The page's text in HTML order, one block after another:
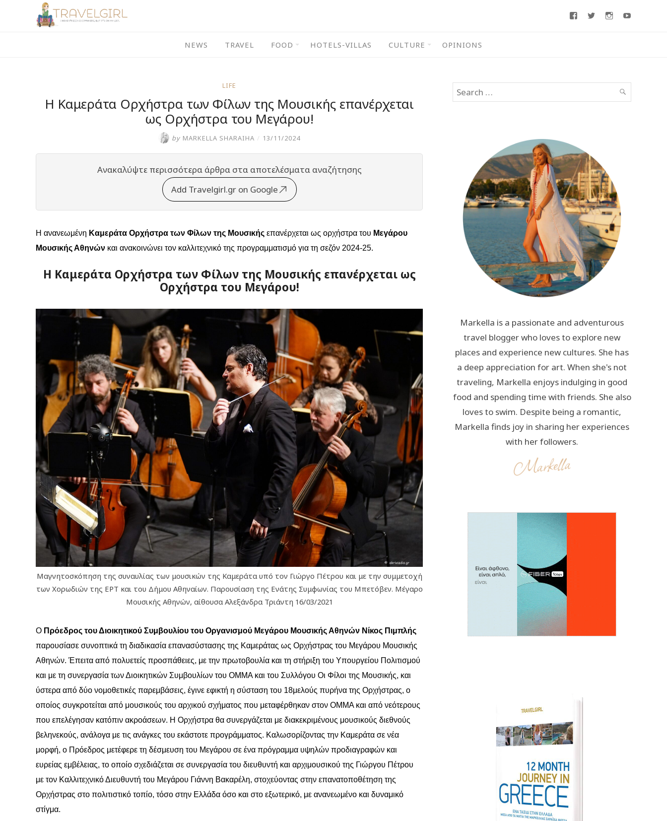
FacebookTwitterInstagram
NEWS TRAVEL FOOD HOTELS-VILLAS CULTURE OPINIONS
LIFE
Η Καμεράτα Ορχήστρα των Φίλων της Μουσικής επανέρχεται
ως Ορχήστρα του Μεγάρου!
by MARKELLA SHARAIHA / 13/11/2024
Ανακαλύψτε περισσότερα άρθρα στα αποτελέσματα αναζήτησης
Add Travelgirl.gr on Google
Η ανανεωμένη Καμεράτα Ορχήστρα των Φίλων της Μουσικής επανέρχεται ως ορχήστρα του Μεγάρου
Μουσικής Αθηνών και ανακοινώνει τον καλλιτεχνικό της προγραμματισμό για τη σεζόν 2024-25.
Η Καμεράτα Ορχήστρα των Φίλων της Μουσικής επανέρχεται ως
Ορχήστρα του Μεγάρου!
Μαγνητοσκόπηση της συναυλίας των μουσικών της Καμεράτα υπό τον Γιώργο Πέτρου και με την συμμετοχή
των Χορωδιών της ΕΡΤ και του Δήμου Αθηναίων. Παρουσίαση της Ενάτης Συμφωνίας του Μπετόβεν. Μέγαρο
Μουσικής Αθηνών, αίθουσα Αλεξάνδρα Τριάντη 16/03/2021
Ο Πρόεδρος του Διοικητικού Συμβουλίου του Οργανισμού Μεγάρου Μουσικής Αθηνών Νίκος Πιμπλής
παρουσίασε συνοπτικά τη διαδικασία επανασύστασης της Καμεράτας ως Ορχήστρας του Μεγάρου Μουσικής
Αθηνών. Έπειτα από πολυετείς προσπάθειες, με την πρωτοβουλία και τη στήριξη του Υπουργείου Πολιτισμού
και με τη συνεργασία των Διοικητικών Συμβουλίων του ΟΜΜΑ και του Συλλόγου Οι Φίλοι της Μουσικής, και
ύστερα από δύο νομοθετικές παρεμβάσεις, έγινε εφικτή η σύσταση του 18μελούς πυρήνα της Ορχήστρας, ο
οποίος συγκροτείται από μουσικούς του αρχικού σχήματος που μεταφέρθηκαν στον ΟΜΜΑ και από νεότερους
που επελέγησαν κατόπιν ακροάσεων. Η Ορχήστρα θα συνεργάζεται με διακεκριμένους μουσικούς διεθνούς
βεληνεκούς, ανάλογα με τις ανάγκες του εκάστοτε προγράμματος. Καλωσορίζοντας την Καμεράτα σε νέα
μορφή, ο Πρόεδρος μετέφερε τη δέσμευση του Μεγάρου σε ένα πρόγραμμα υψηλών προδιαγραφών και
ευρείας εμβέλειας, το οποίο σχεδιάζεται σε συνεργασία του διευθυντή και αρχιμουσικού της Γιώργου Πέτρου
με τον Καλλιτεχνικό Διευθυντή του Μεγάρου Γιάννη Βακαρέλη, στοχεύοντας στην επανατοποθέτηση της
Ορχήστρας στο πολιτιστικό τοπίο, τόσο στην Ελλάδα όσο και στο εξωτερικό, με ανανεωμένο και δυναμικό
στίγμα.
Search
for:
SEARCH
Markella is a passionate and adventurous
travel blogger who loves to explore new
places and experience new cultures. She has
a deep appreciation for art. When she's not
traveling, Markella enjoys indulging in good
food and spending time with friends. She also
loves to swim. Despite being a romantic,
Markella finds joy in sharing her experiences
with her followers.